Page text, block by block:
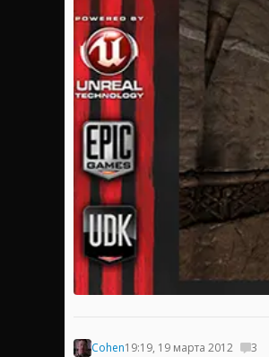
Cohen19:19, 19 марта 2012 3